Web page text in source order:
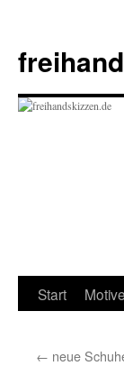
springen
Start Motive
← neue